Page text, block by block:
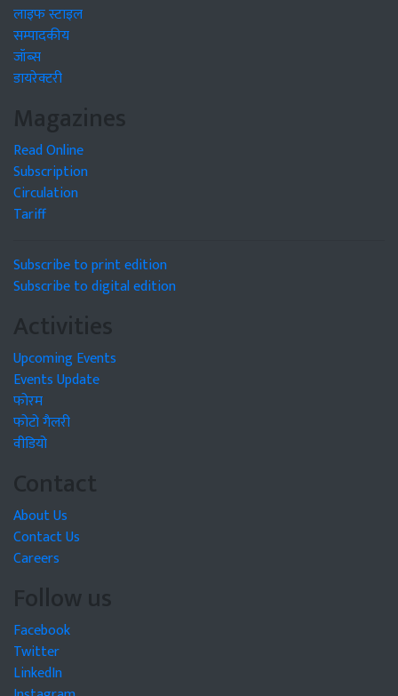
लाइफ स्टाइल
सम्पादकीय
जॉब्स
डायरेक्टरी
Magazines
Read Online
Subscription
Circulation
Tariff
Subscribe to print edition
Subscribe to digital edition
Activities
Upcoming Events
Events Update
फोरम
फोटो गैलरी
वीडियो
Contact
About Us
Contact Us
Careers
Follow us
Facebook
Twitter
LinkedIn